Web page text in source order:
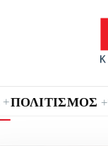
+ΠΟΛΙΤΙΣΜΟΣ +